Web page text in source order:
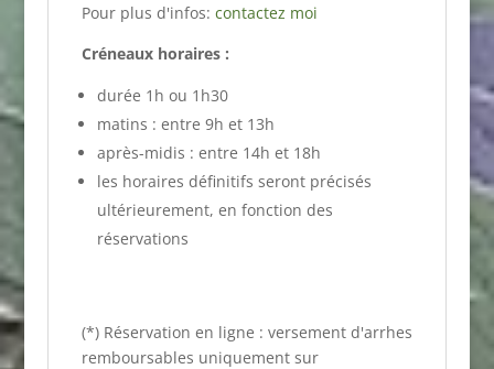
Pour plus d'infos: contactez moi
Créneaux horaires :
durée 1h ou 1h30
matins : entre 9h et 13h
après-midis : entre 14h et 18h
les horaires définitifs seront précisés
ultérieurement, en fonction des
réservations
(*) Réservation en ligne : versement d'arrhes
remboursables uniquement sur